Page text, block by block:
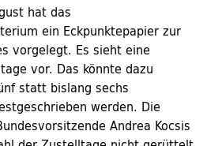
hat das
ein Eckpunktepapier zur
vorgelegt. Es sieht eine
vor. Das könnte dazu
statt bislang sechs
werden. Die
Andrea Kocsis